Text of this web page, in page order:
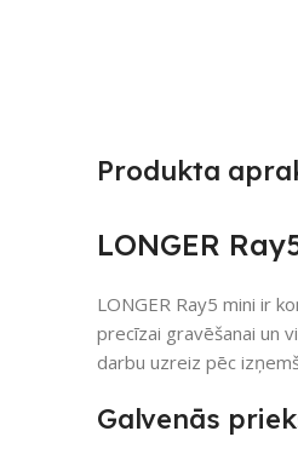
Produkta
LONGER
LONGER Ray5 mini ir
precīzai gravēšanai un
darbu uzreiz pēc
Galvenās